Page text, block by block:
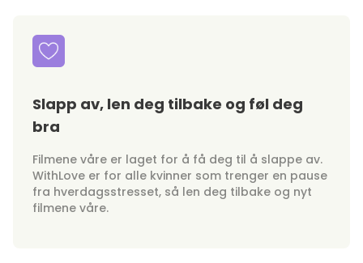
Slapp av, len deg tilbake og føl deg
bra
Filmene våre er laget for å få deg til å slappe av.
WithLove er for alle kvinner som trenger en pause
fra hverdagsstresset, så len deg tilbake og nyt
filmene våre.